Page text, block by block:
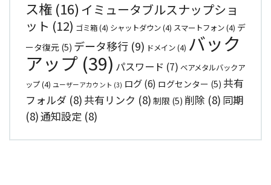
ス権 (16) イミュータブルスナップショ
ット (12) ゴミ箱(4) シャットダウン(4) スマートフォン(4) デ
ータ復元 (5) データ移行 (9) ドメイン(4) バック
アップ (39) パスワード (7) ベアメタルバックア
ップ(4) ユーザーアカウント (3) ログ(6) ログセンター (5) 共有
フォルダ (8) 共有リンク (8) 制限 (5) 削除 (8) 同期
(8)通知設定 (8)